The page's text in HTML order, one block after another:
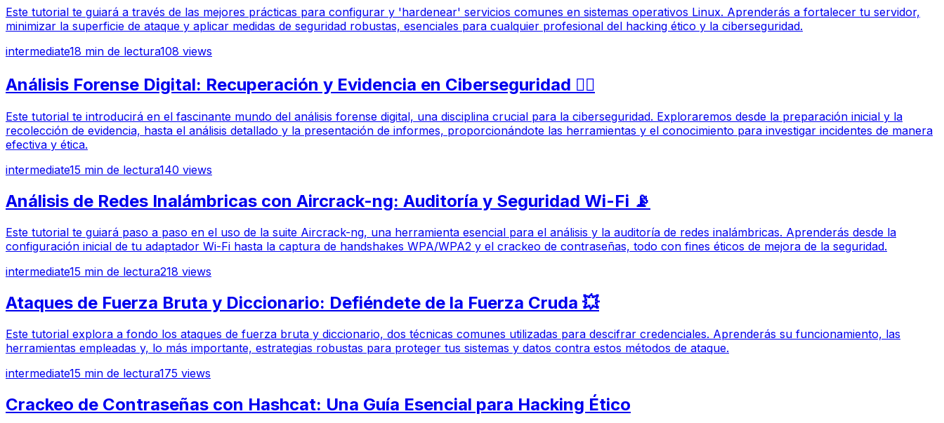
Este tutorial te guiará a través de las mejores prácticas para configurar y 'hardenear' servicios comunes en sistemas operativos Linux. Aprenderás a fortalecer tu servidor,
minimizar la superficie de ataque y aplicar medidas de seguridad robustas, esenciales para cualquier profesional del hacking ético y la ciberseguridad.
intermediate18 min de lectura108 views
Análisis Forense Digital: Recuperación y Evidencia en Ciberseguridad 🕵️‍♀️
Este tutorial te introducirá en el fascinante mundo del análisis forense digital, una disciplina crucial para la ciberseguridad. Exploraremos desde la preparación inicial y la
recolección de evidencia, hasta el análisis detallado y la presentación de informes, proporcionándote las herramientas y el conocimiento para investigar incidentes de manera
efectiva y ética.
intermediate15 min de lectura140 views
Análisis de Redes Inalámbricas con Aircrack-ng: Auditoría y Seguridad Wi-Fi 📡
Este tutorial te guiará paso a paso en el uso de la suite Aircrack-ng, una herramienta esencial para el análisis y la auditoría de redes inalámbricas. Aprenderás desde la
configuración inicial de tu adaptador Wi-Fi hasta la captura de handshakes WPA/WPA2 y el crackeo de contraseñas, todo con fines éticos de mejora de la seguridad.
intermediate15 min de lectura218 views
Ataques de Fuerza Bruta y Diccionario: Defiéndete de la Fuerza Cruda 💥
Este tutorial explora a fondo los ataques de fuerza bruta y diccionario, dos técnicas comunes utilizadas para descifrar credenciales. Aprenderás su funcionamiento, las
herramientas empleadas y, lo más importante, estrategias robustas para proteger tus sistemas y datos contra estos métodos de ataque.
intermediate15 min de lectura175 views
Crackeo de Contraseñas con Hashcat: Una Guía Esencial para Hacking Ético